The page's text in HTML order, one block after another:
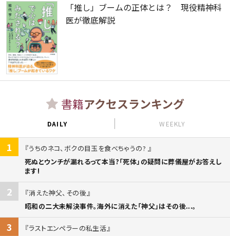
「推し」ブームの正体とは？ 現役精神科
医が徹底解説
書籍アクセスランキング
DAILY WEEKLY
1
うちのネコ、ボクの目玉を食べちゃうの?
死ぬとウンチが漏れるって本当?「死体」の疑問に葬儀屋がお答えし
ます!
2
消えた神父、その後
昭和の二大未解決事件。海外に消えた「神父」はその後...。
3
ラストエンペラーの私生活